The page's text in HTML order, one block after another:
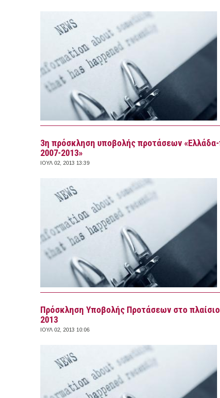
3η πρόσκληση υποβολής προτάσεων
2007-2013»
ΙΟΥΛ 02, 2013 13:39
Πρόσκληση Υποβολής Προτάσεων στο πλαίσιο
2013
ΙΟΥΛ 02, 2013 10:06